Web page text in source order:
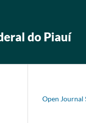
do Piauí
Open Journal